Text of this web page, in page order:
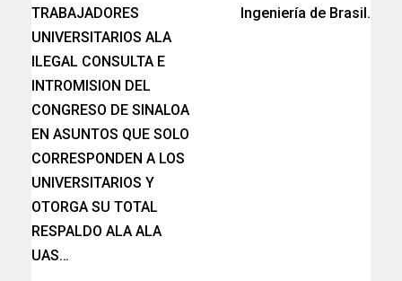
TRABAJADORES
UNIVERSITARIOS ALA
ILEGAL CONSULTA E
INTROMISION DEL
CONGRESO DE SINALOA
EN ASUNTOS QUE SOLO
CORRESPONDEN A LOS
UNIVERSITARIOS Y
OTORGA SU TOTAL
RESPALDO ALA ALA
UAS…
Ingeniería de Brasil.